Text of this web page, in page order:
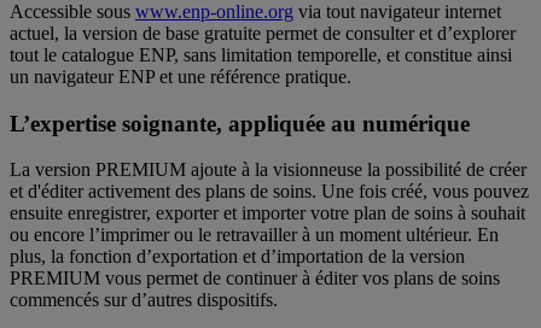
Accessible sous www.enp-online.org via tout navigateur internet
actuel, la version de base gratuite permet de consulter et d’explorer
tout le catalogue ENP, sans limitation temporelle, et constitue ainsi
un navigateur ENP et une référence pratique.
L’expertise soignante, appliquée au numérique
La version PREMIUM ajoute à la visionneuse la possibilité de créer
et d'éditer activement des plans de soins. Une fois créé, vous pouvez
ensuite enregistrer, exporter et importer votre plan de soins à souhait
ou encore l’imprimer ou le retravailler à un moment ultérieur. En
plus, la fonction d’exportation et d’importation de la version
PREMIUM vous permet de continuer à éditer vos plans de soins
commencés sur d’autres dispositifs.